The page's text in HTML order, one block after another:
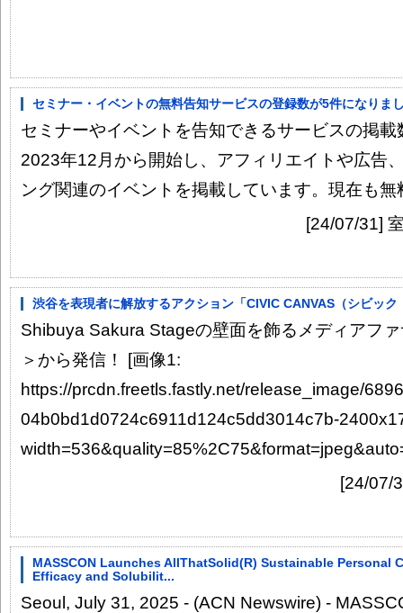
セミナー・イベントの無料告知サービスの登録数が5件になりま
セミナーやイベントを告知できるサービスの掲
2023年12月から開始し、アフィリエイトや広告
ング関連のイベントを掲載しています。現在も無
[24/07/31]
渋谷を表現者に解放するアクション「CIVIC CANVAS（シビッ
Shibuya Sakura Stageの壁面を飾るメディアフ
＞から発信！ [画像1:
https://prcdn.freetls.fastly.net/release_image/
04b0bd1d0724c6911d124c5dd3014c7b-
[24/07/
MASSCON Launches AllThatSolid(R) Sustainable Personal
Efficacy and Solubilit...
Seoul, July 31, 2025 - (ACN Newswire) -